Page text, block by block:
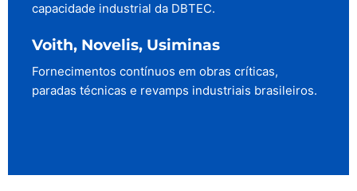
capacidade industrial da DBTEC.
Voith, Novelis, Usiminas
Fornecimentos contínuos em obras críticas,
paradas técnicas e revamps industriais brasileiros.